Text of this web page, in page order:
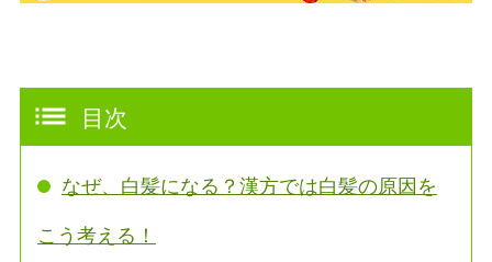
目次
なぜ、白髪になる？漢方では白髪の原因を
こう考える！